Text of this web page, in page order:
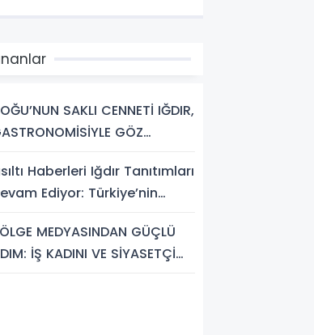
SAKLI CENNETİ IĞDIR,
GÖZ
KÜLTÜRÜNÜN
NOKTASI
Haberleri Iğdır Tanıtımları
Ediyor: Türkiye’nin
Keşfedilmeyi
MEDYASINDAN GÜÇLÜ
İŞ KADINI VE SİYASETÇİ